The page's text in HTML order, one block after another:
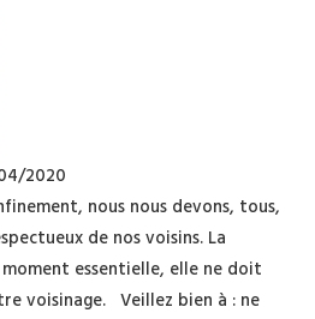
2020
nous nous devons, tous,
de nos voisins. La
essentielle, elle ne doit
voisinage. Veillez bien à : ne